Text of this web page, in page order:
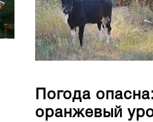
Погода
оранжевый